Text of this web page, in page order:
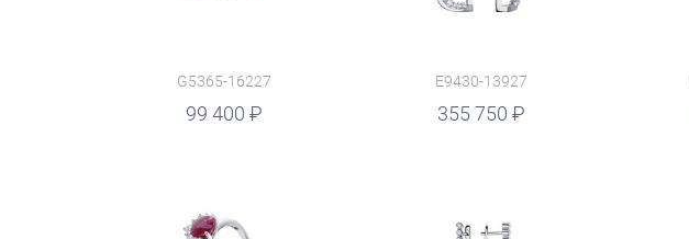
G5365-16227
99 400
E9430-13927
355 750
руб. руб.